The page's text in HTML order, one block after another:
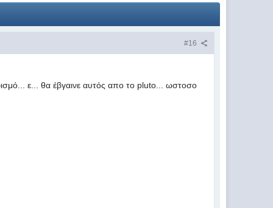
#16
ε... θα έβγαινε αυτός απο το pluto... ωστοσο